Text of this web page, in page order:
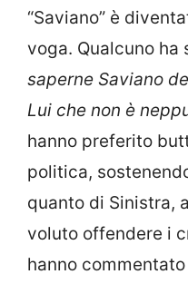
“Saviano” è
voga. Qualcuno ha
saperne Saviano
Lui che non è
hanno preferito
politica,
quanto di Sinistra,
voluto offendere i
hanno